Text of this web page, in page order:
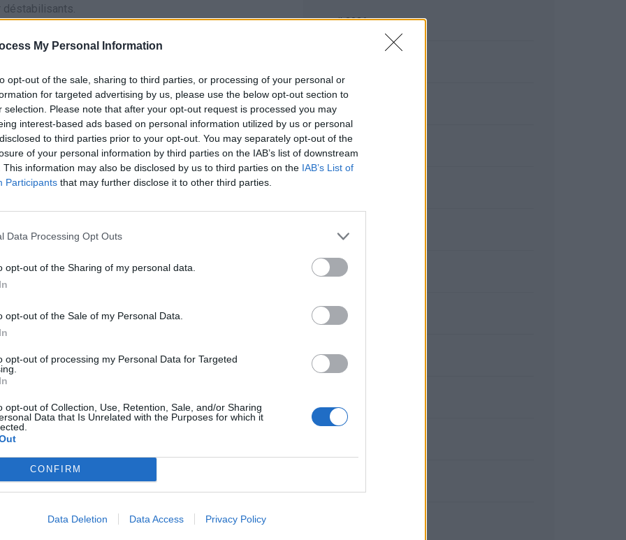
My Personal Information
opt-out of the sale, sharing to third parties, or processing of your personal or
for targeted advertising by us, please use the below opt-out section to
selection. Please note that after your opt-out request is processed you may
interest-based ads based on personal information utilized by us or personal
to third parties prior to your opt-out. You may separately opt-out of the
of your personal information by third parties on the IAB’s list of downstream
This information may also be disclosed by us to third parties on the IAB’s List of
Participants that may further disclose it to other third parties.
Data Processing Opt Outs
opt-out of the Sharing of my personal data.
opt-out of the Sale of my Personal Data.
opt-out of processing my Personal Data for Targeted
opt-out of Collection, Use, Retention, Sale, and/or Sharing
Data that Is Unrelated with the Purposes for which it
CONFIRM
Data Deletion Data Access Privacy Policy
déstabilisants.
le souffle
depuis un sentier étroit, juste au-dessus du vide. La
ceux qui surmontent leur appréhension décrivent
au-dessus du fjord en contrebas.
la plus terrifiante au monde, les accidents mortels
Il est fortement déconseillé de monter lorsque le
devient alors très glissante.
les amateurs de
attirant des parachutistes du monde entier qui
Alors, seriez-vous prêt à poser le pied sur ce rocher
sécurité, les deux pieds bien ancrés sur la terre
avril 2026
février 2026
janvier 2026
novembre 2025
octobre 2025
septembre 2025
août 2025